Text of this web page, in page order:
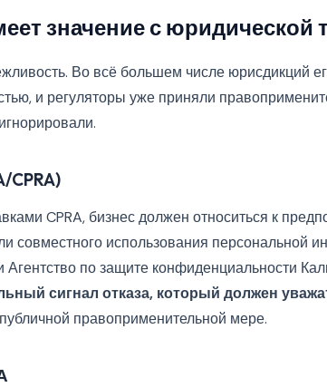
значение с юридической
Во всё большем числе юрисдикций
и регуляторы уже приняли
CPRA)
CPRA, бизнес должен относиться к
совместного использования персональной
по защите конфиденциальности
сигнал отказа, который должен
правоприменительной мере.